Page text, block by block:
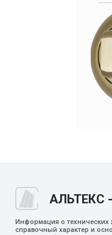
АЛЬТЕКС
Информация о технических
справочный характер и